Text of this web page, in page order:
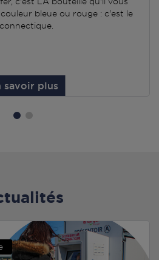
bleue ou rouge : c'est le
savoir plus